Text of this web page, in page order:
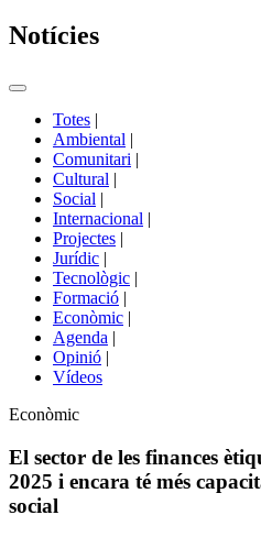
Notícies
Commutador
portals
Totes |
Ambiental |
Comunitari |
Cultural |
Social |
Internacional |
Projectes |
Jurídic |
Tecnològic |
Formació |
Econòmic |
Agenda |
Opinió |
Vídeos
Àmbit
la
notícia
Econòmic
El sector de les finances
2025 i encara té més
social